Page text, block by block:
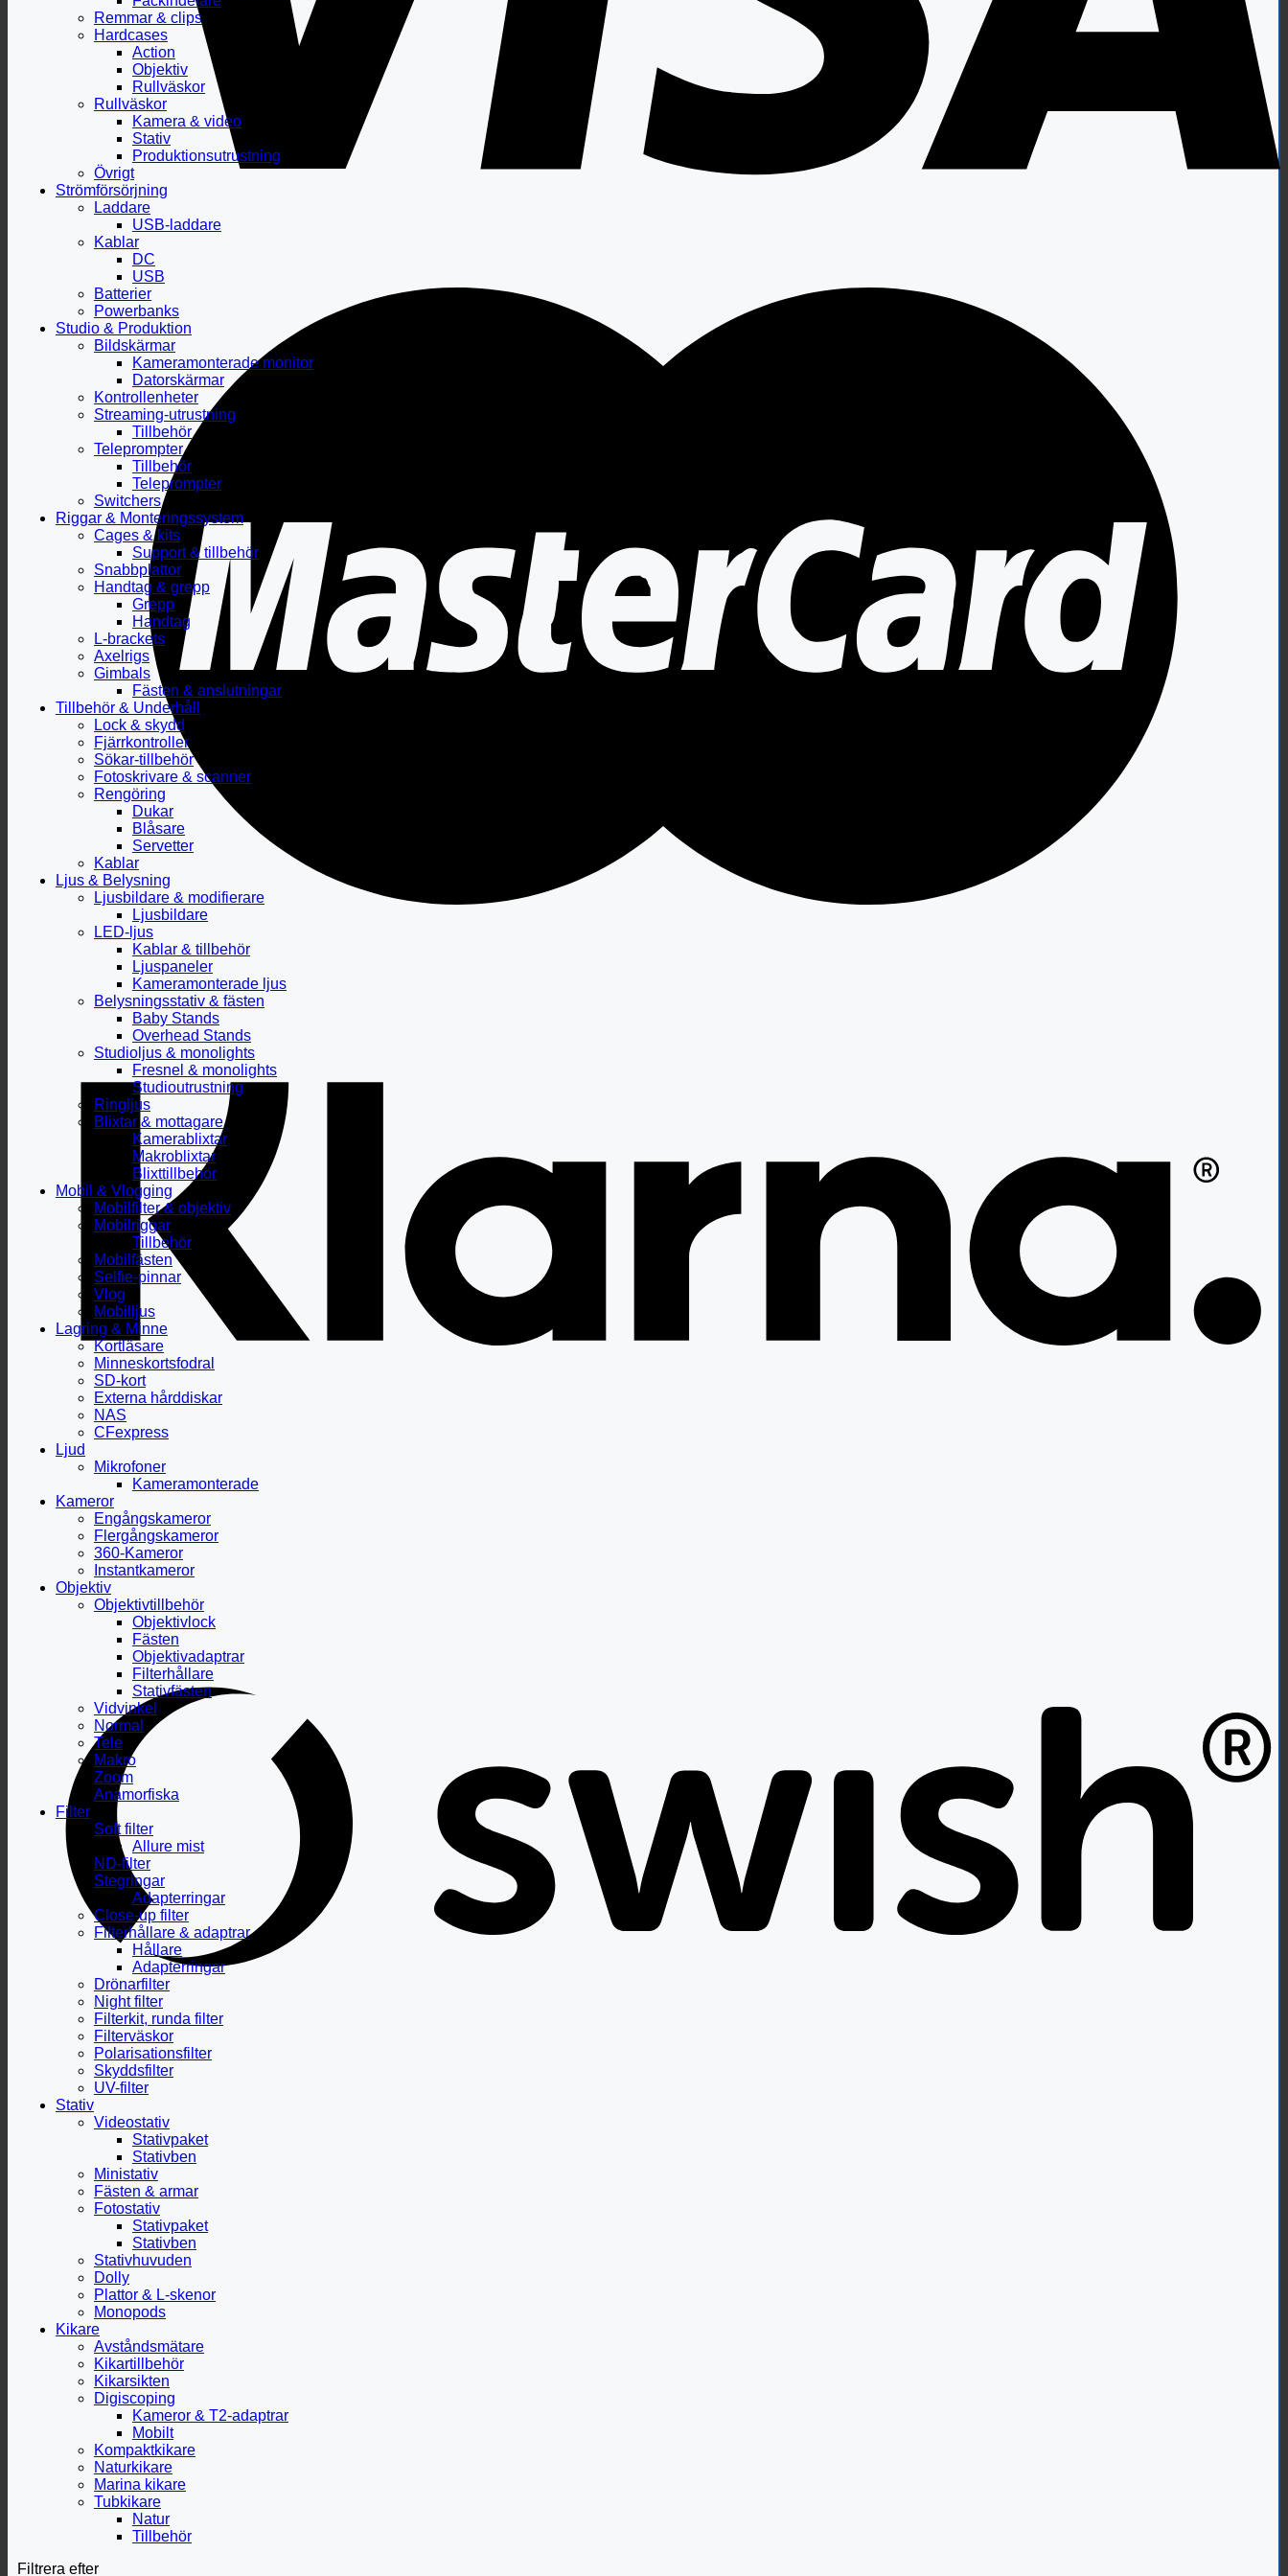
Remmar & clips
Hardcases
Action
Objektiv
Rullväskor
Rullväskor
Kamera & video
Stativ
Produktionsutrustning
Övrigt
Strömförsörjning
Laddare
USB-laddare
Kablar
DC
USB
Batterier
Powerbanks
Studio & Produktion
Bildskärmar
Kameramonterade monitor
Datorskärmar
Kontrollenheter
Streaming-utrustning
Tillbehör
Teleprompter
Tillbehör
Teleprompter
Switchers
Riggar & Monteringssystem
Cages & kits
Support & tillbehör
Snabbplattor
Handtag & grepp
Grepp
Handtag
L-brackets
Axelrigs
Gimbals
Fästen & anslutningar
Tillbehör & Underhåll
Lock & skydd
Fjärrkontroller
Sökar-tillbehör
Fotoskrivare & scanner
Rengöring
Dukar
Blåsare
Servetter
Kablar
Ljus & Belysning
Ljusbildare & modifierare
Ljusbildare
LED-ljus
Kablar & tillbehör
Ljuspaneler
Kameramonterade ljus
Belysningsstativ & fästen
Baby Stands
Overhead Stands
Studioljus & monolights
Fresnel & monolights
Studioutrustning
Ringljus
Blixtar & mottagare
Kamerablixtar
Makroblixtar
Blixttillbehör
Mobil & Vlogging
Mobilfilter & objektiv
Mobilriggar
Tillbehör
Mobilfästen
Selfie-pinnar
Vlog
Mobilljus
Lagring & Minne
Kortläsare
Minneskortsfodral
SD-kort
Externa hårddiskar
NAS
CFexpress
Ljud
Mikrofoner
Kameramonterade
Kameror
Engångskameror
Flergångskameror
360-Kameror
Instantkameror
Objektiv
Objektivtillbehör
Objektivlock
Fästen
Objektivadaptrar
Filterhållare
Stativfästen
Vidvinkel
Normal
Tele
Makro
Zoom
Anamorfiska
Filter
Soft filter
Allure mist
ND-filter
Stegringar
Adapterringar
Close-up filter
Filterhållare & adaptrar
Hållare
Adapterringar
Drönarfilter
Night filter
Filterkit, runda filter
Filterväskor
Polarisationsfilter
Skyddsfilter
UV-filter
Stativ
Videostativ
Stativpaket
Stativben
Ministativ
Fästen & armar
Fotostativ
Stativpaket
Stativben
Stativhuvuden
Dolly
Plattor & L-skenor
Monopods
Kikare
Avståndsmätare
Kikartillbehör
Kikarsikten
Digiscoping
Kameror & T2-adaptrar
Mobilt
Kompaktkikare
Naturkikare
Marina kikare
Tubkikare
Natur
Tillbehör
Filtrera efter